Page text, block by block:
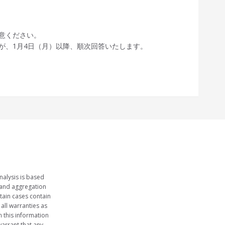
ださい。
1月4日（月）以降、順次回答いたします。
is based
aggregation
cases contain
warranties as
this information